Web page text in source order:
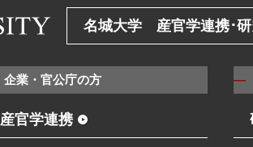
名城大学 産官学連携･研
企業・官公庁の方
産官学連携